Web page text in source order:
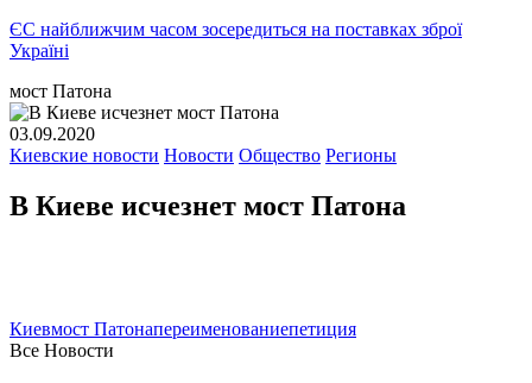
ЄС найближчим часом зосередиться на поставках зброї
Україні
мост Патона
03.09.2020
Киевские новости Новости Общество Регионы
В Киеве исчезнет мост Патона
Киевмост Патонапереименованиепетиция
Все Новости